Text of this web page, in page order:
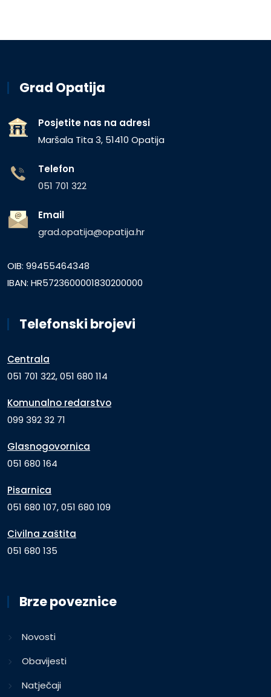
Grad Opatija
Posjetite nas na adresi
Maršala Tita 3, 51410 Opatija
Telefon
051 701 322
Email
grad.opatija@opatija.hr
OIB: 99455464348
IBAN: HR5723600001830200000
Telefonski brojevi
Centrala
051 701 322, 051 680 114
Komunalno redarstvo
099 392 32 71
Glasnogovornica
051 680 164
Pisarnica
051 680 107, 051 680 109
Civilna zaštita
051 680 135
Brze poveznice
Novosti
Obavijesti
Natječaji